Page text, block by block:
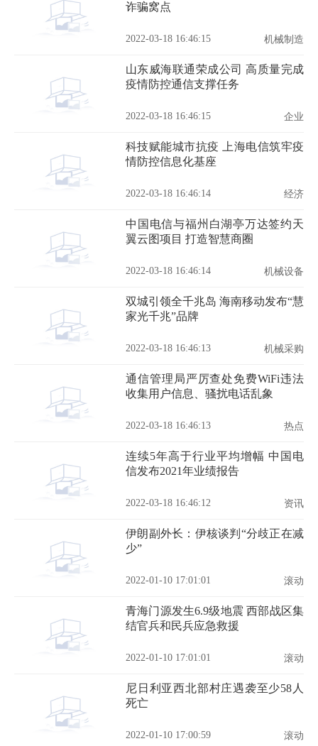
诈骗窝点
2022-03-18 16:46:15 机械制造
山东威海联通荣成公司 高质量完成
疫情防控通信支撑任务
2022-03-18 16:46:15 企业
科技赋能城市抗疫 上海电信筑牢疫
情防控信息化基座
2022-03-18 16:46:14 经济
中国电信与福州白湖亭万达签约天
翼云图项目 打造智慧商圈
2022-03-18 16:46:14 机械设备
双城引领全千兆岛 海南移动发布“慧
家光千兆”品牌
2022-03-18 16:46:13 机械采购
通信管理局严厉查处免费WiFi违法
收集用户信息、骚扰电话乱象
2022-03-18 16:46:13 热点
连续5年高于行业平均增幅 中国电
信发布2021年业绩报告
2022-03-18 16:46:12 资讯
伊朗副外长：伊核谈判“分歧正在减
少”
2022-01-10 17:01:01 滚动
青海门源发生6.9级地震 西部战区集
结官兵和民兵应急救援
2022-01-10 17:01:01 滚动
尼日利亚西北部村庄遇袭至少58人
死亡
2022-01-10 17:00:59 滚动